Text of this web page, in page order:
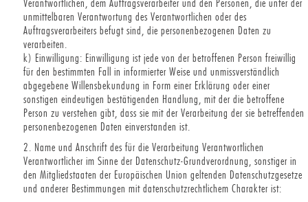
Verantwortlichen, dem Auftragsverarbeiter und den Personen, die unter der
unmittelbaren Verantwortung des Verantwortlichen oder des
Auftragsverarbeiters befugt sind, die personenbezogenen Daten zu
verarbeiten.
k) Einwilligung: Einwilligung ist jede von der betroffenen Person freiwillig
für den bestimmten Fall in informierter Weise und unmissverständlich
abgegebene Willensbekundung in Form einer Erklärung oder einer
sonstigen eindeutigen bestätigenden Handlung, mit der die betroffene
Person zu verstehen gibt, dass sie mit der Verarbeitung der sie betreffenden
personenbezogenen Daten einverstanden ist.
2. Name und Anschrift des für die Verarbeitung Verantwortlichen
Verantwortlicher im Sinne der Datenschutz-Grundverordnung, sonstiger in
den Mitgliedstaaten der Europäischen Union geltenden Datenschutzgesetze
und anderer Bestimmungen mit datenschutzrechtlichem Charakter ist: